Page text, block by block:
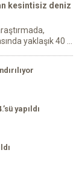
kesintisiz deniz
yaklaşık 40 ...
yapıldı